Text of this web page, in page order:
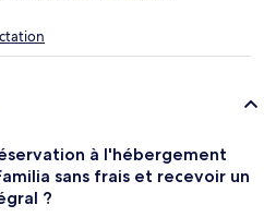
à l'hébergement
sans frais et recevoir un
?